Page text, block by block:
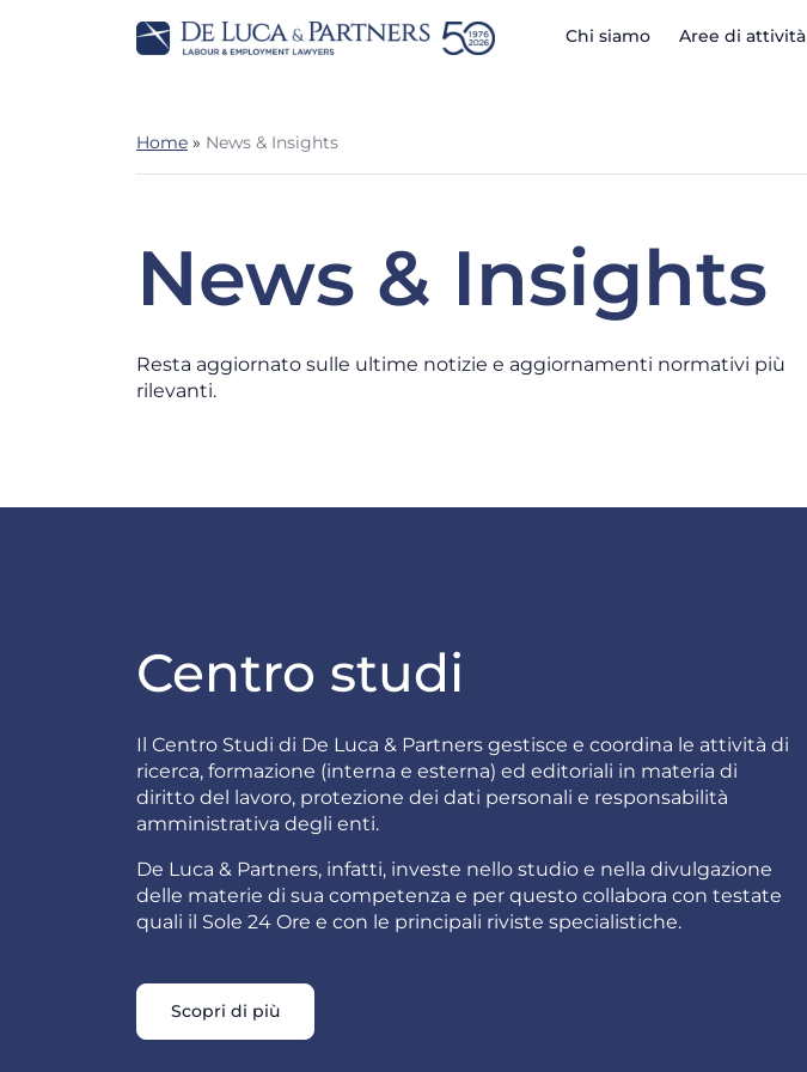
Chi siamo Aree di attività
Home » News & Insights
News & Insights
Resta aggiornato sulle ultime notizie e aggiornamenti normativi più
rilevanti.
Centro studi
Il Centro Studi di De Luca & Partners gestisce e coordina le attività di
ricerca, formazione (interna e esterna) ed editoriali in materia di
diritto del lavoro, protezione dei dati personali e responsabilità
amministrativa degli enti.
De Luca & Partners, infatti, investe nello studio e nella divulgazione
delle materie di sua competenza e per questo collabora con testate
quali il Sole 24 Ore e con le principali riviste specialistiche.
Scopri di più